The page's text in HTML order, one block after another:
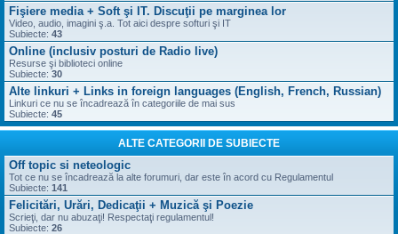
Fişiere media + Soft şi IT. Discuţii pe marginea lor
Video, audio, imagini ş.a. Tot aici despre softuri şi IT
Subiecte: 43
Online (inclusiv posturi de Radio live)
Resurse şi biblioteci online
Subiecte: 30
Alte linkuri + Links in foreign languages (English, French, Russian)
Linkuri ce nu se încadrează în categoriile de mai sus
Subiecte: 45
ALTE CATEGORII DE SUBIECTE
Off topic si neteologic
Tot ce nu se încadrează la alte forumuri, dar este în acord cu Regulamentul
Subiecte: 141
Felicitări, Urări, Dedicaţii + Muzică şi Poezie
Scrieţi, dar nu abuzaţi! Respectaţi regulamentul!
Subiecte: 26